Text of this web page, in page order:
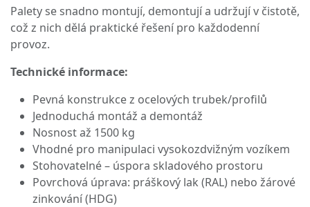
Palety se snadno montují, demontují a udržují v čistotě,
což z nich dělá praktické řešení pro každodenní
provoz.
Technické informace:
Pevná konstrukce z ocelových trubek/profilů
Jednoduchá montáž a demontáž
Nosnost až 1500 kg
Vhodné pro manipulaci vysokozdvižným vozíkem
Stohovatelné – úspora skladového prostoru
Povrchová úprava: práškový lak (RAL) nebo žárové
zinkování (HDG)